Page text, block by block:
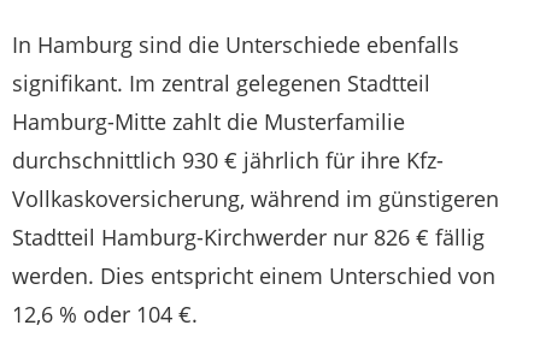
In Hamburg sind die Unterschiede ebenfalls
signifikant. Im zentral gelegenen Stadtteil
Hamburg-Mitte zahlt die Musterfamilie
durchschnittlich 930 € jährlich für ihre Kfz-
Vollkaskoversicherung, während im günstigeren
Stadtteil Hamburg-Kirchwerder nur 826 € fällig
werden. Dies entspricht einem Unterschied von
12,6 % oder 104 €.